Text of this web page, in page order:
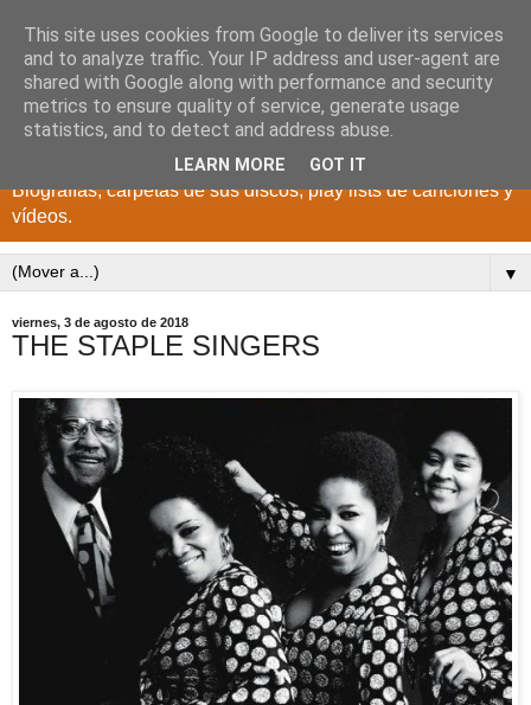
DISCOS PARA EL
RECUERDO
CANTANTES Y GRUPOS DE LOS AÑOS 1950 a 2022.
Biografías, carpetas de sus discos, play lists de canciones y
vídeos.
▼
viernes, 3 de agosto de 2018
THE STAPLE SINGERS
This site uses cookies from Google to deliver its services
and to analyze traffic. Your IP address and user-agent are
shared with Google along with performance and security
metrics to ensure quality of service, generate usage
statistics, and to detect and address abuse.
LEARN MORE GOT IT